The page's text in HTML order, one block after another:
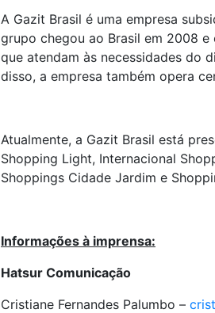
A Gazit Brasil é uma empresa
grupo chegou ao Brasil em 2008
que atendam às necessidades do
disso, a empresa também opera
Atualmente, a Gazit Brasil está
Shopping Light, Internacional
Shoppings Cidade Jardim e
Informações à imprensa:
Hatsur Comunicação
Cristiane Fernandes Palumbo –